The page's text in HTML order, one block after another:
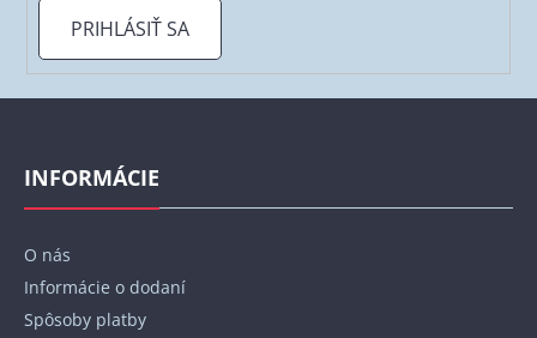
PRIHLÁSIŤ SA
Z
INFORMÁCIE
O nás
Informácie o dodaní
Spôsoby platby